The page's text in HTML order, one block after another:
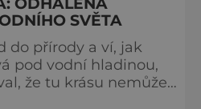
SVĚTA
do přírody a ví, jak
pod vodní hladinou,
že tu krásu nemůže